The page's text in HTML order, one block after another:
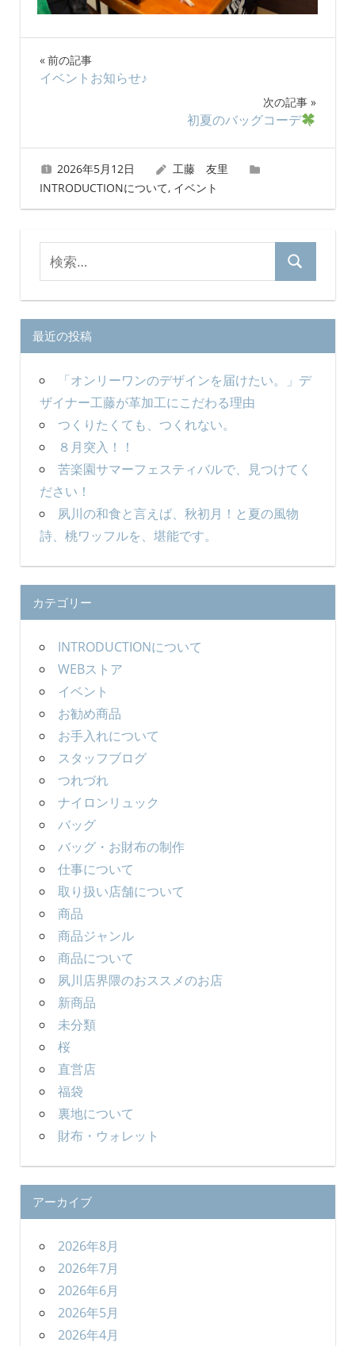
投
ビ
ゲ
ー
シ
ョ
ン
前の記事
イベントお知らせ♪
次の記事
初夏のバッグコーデ
2026年5月12日
工藤 友里
INTRODUCTIONについて, イベント
対
象:
検
最近の投稿
「オンリーワンのデザインを届けたい。」デ
ザイナー工藤が革加工にこだわる理由
つくりたくても、つくれない。
８月突入！！
苦楽園サマーフェスティバルで、見つけてく
ださい！
夙川の和食と言えば、秋初月！と夏の風物
詩、桃ワッフルを、堪能です。
カテゴリー
INTRODUCTIONについて
WEBストア
イベント
お勧め商品
お手入れについて
スタッフブログ
つれづれ
ナイロンリュック
バッグ
バッグ・お財布の制作
仕事について
取り扱い店舗について
商品
商品ジャンル
商品について
夙川店界隈のおススメのお店
新商品
未分類
桜
直営店
福袋
裏地について
財布・ウォレット
アーカイブ
2026年8月
2026年7月
2026年6月
2026年5月
2026年4月